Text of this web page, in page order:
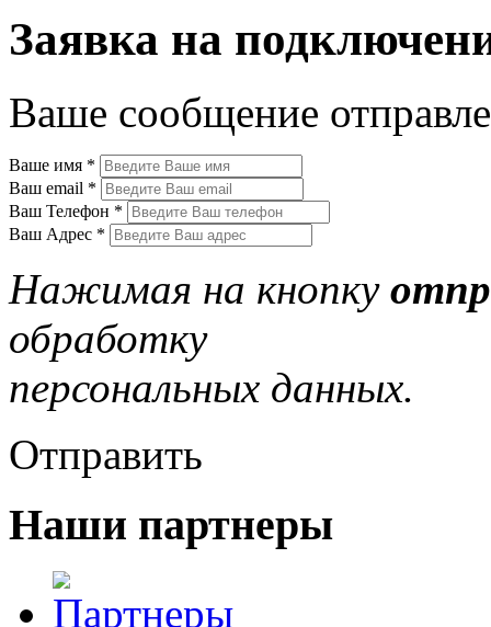
Заявка на
Ваше сообщение
Ваше имя *
Ваш email *
Ваш Телефон *
Ваш Адрес *
Нажимая на кнопку
обработку
персональных данных.
Отправить
Наши партнеры